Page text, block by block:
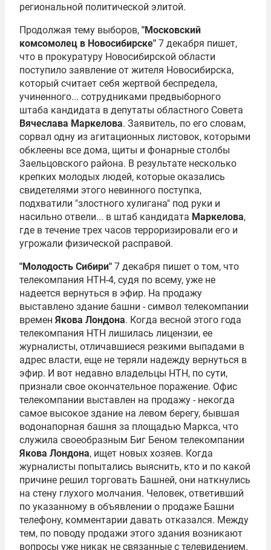
региональной политической элитой.
Продолжая тему выборов, "Московский
комсомолец в Новосибирске" 7 декабря пишет,
что в прокуратуру Новосибирской области
поступило заявление от жителя Новосибирска,
который считает себя жертвой беспредела,
учиненного... сотрудниками предвыборного
штаба кандидата в депутаты областного Совета
Вячеслава Маркелова. Заявитель, по его словам,
сорвал одну из агитационных листовок, которыми
обклеены все дома, щиты и фонарные столбы
Заельцовского района. В результате несколько
крепких молодых людей, которые оказались
свидетелями этого невинного поступка,
подхватили "злостного хулигана" под руки и
насильно отвели... в штаб кандидата Маркелова,
где в течение трех часов терроризировали его и
угрожали физической расправой.
"Молодость Сибири" 7 декабря пишет о том, что
телекомпания НТН-4, судя по всему, уже не
надеется вернуться в эфир. На продажу
выставлено здание башни - символ телекомпании
времен Якова Лондона. Когда весной этого года
телекомпания НТН лишилась лицензии, ее
журналисты, отличавшиеся резкими выпадами в
адрес власти, еще не теряли надежду вернуться в
эфир. И вот недавно владельцы НТН, по сути,
признали свое окончательное поражение. Офис
телекомпании выставлен на продажу - некогда
самое высокое здание на левом берегу, бывшая
водонапорная башня за площадью Маркса, что
служила своеобразным Биг Беном телекомпании
Якова Лондона, ищет новых хозяев. Когда
журналисты попытались выяснить, кто и по какой
причине решил торговать Башней, они наткнулись
на стену глухого молчания. Человек, ответивший
по указанному в объявлении о продаже Башни
телефону, комментарии давать отказался. Между
тем, по поводу продажи этого здания возникают
вопросы уже никак не связанные с телевидением.